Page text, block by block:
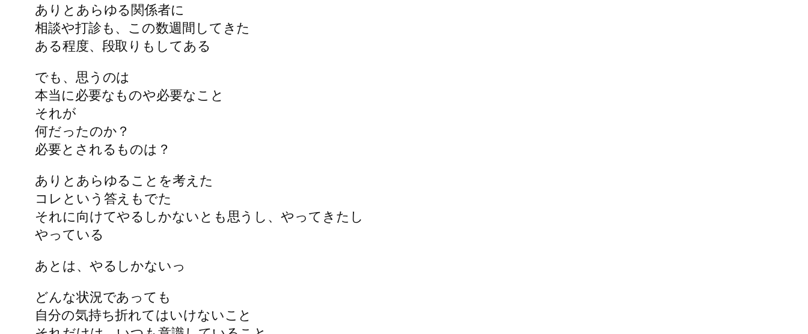
ありとあらゆる関係者に
相談や打診も、この数週間してきた
ある程度、段取りもしてある
でも、思うのは
本当に必要なものや必要なこと
それが
何だったのか？
必要とされるものは？
ありとあらゆることを考えた
コレという答えもでた
それに向けてやるしかないとも思うし、やってきたし
やっている
あとは、やるしかないっ
どんな状況であっても
自分の気持ち折れてはいけないこと